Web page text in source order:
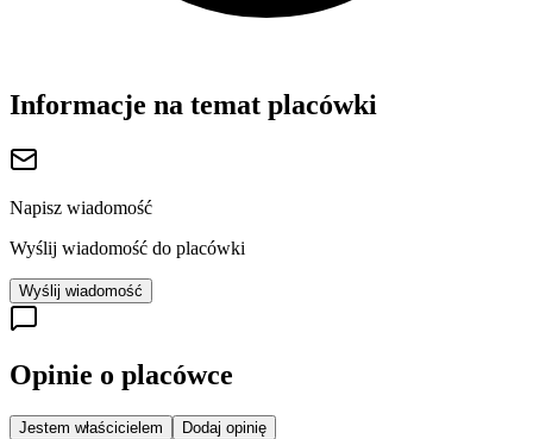
Informacje na temat placówki
Napisz wiadomość
Wyślij wiadomość do placówki
Wyślij wiadomość
Opinie o placówce
Jestem właścicielem Dodaj opinię